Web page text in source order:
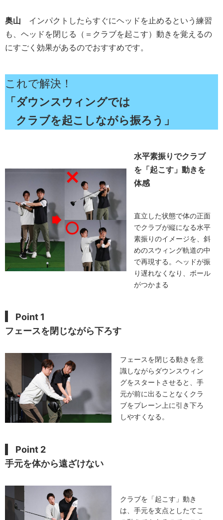
奥山 インパクトしたらすぐにヘッドを止めるという練習
も、ヘッドを閉じる（＝クラブを起こす）動きを覚えるの
にすごく効果があるのでおすすめです。
これで解決！
「ダウンスウィングでは
クラブを起こしながら振ろう」
水平素振りでクラブ
を「起こす」動きを
体感
直立した状態で体の正面
でクラブが縦になる水平
素振りのイメージを、斜
めのスウィング軌道の中
で再現する。ヘッドが振
り遅れなくなり、ボール
がつかまる
Point 1
フェースを閉じながら下ろす
フェースを閉じる動きを意
識しながらダウンスウィン
グをスタートさせると、手
元が前に出ることなくクラ
ブをプレーン上に引き下ろ
しやすくなる。
Point 2
手元を体から遠ざけない
クラブを「起こす」動き
は、手元を支点としたてこ